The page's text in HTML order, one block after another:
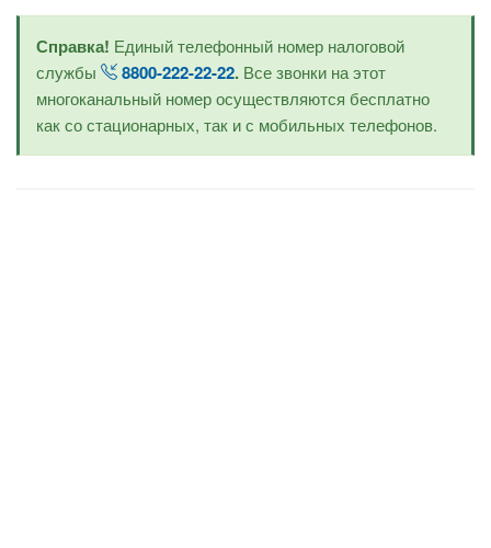
Справка! Единый телефонный номер налоговой
службы
8800-222-22-22. Все звонки на этот
многоканальный номер осуществляются бесплатно
как со стационарных, так и с мобильных телефонов.